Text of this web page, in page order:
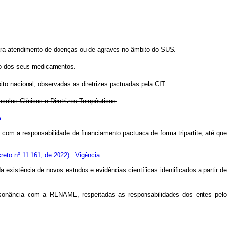
atendimento de doenças ou de agravos no âmbito do SUS.
dos seus medicamentos.
nacional, observadas as diretrizes pactuadas pela CIT.
Clínicos e Diretrizes Terapêuticas.
a responsabilidade de financiamento pactuada de forma tripartite, até que
nº 11.161, de 2022)
Vigência
existência de novos estudos e evidências científicas identificados a partir de
com a RENAME, respeitadas as responsabilidades dos entes pelo